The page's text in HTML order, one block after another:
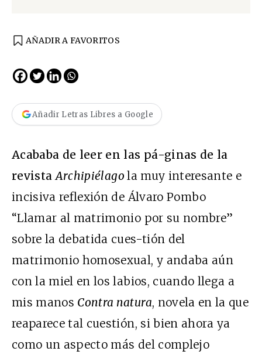
AÑADIR A FAVORITOS
Añadir Letras Libres a Google
Acababa de leer en las pá-ginas de la
revistaArchipiélagola muy interesante e
incisiva reflexión de Álvaro Pombo
“Llamar al matrimonio por su nombre”
sobre la debatida cues-tión del
matrimonio homosexual, y andaba aún
con la miel en los labios, cuando llega a
mis manos Contra natura, novela en la que
reaparece tal cuestión, si bien ahora ya
como un aspecto más del complejo